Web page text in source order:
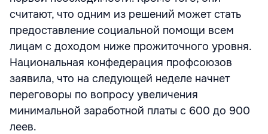
считают, что одним из решений может стать
предоставление социальной помощи всем
лицам с доходом ниже прожиточного уровня.
Национальная конфедерация профсоюзов
заявила, что на следующей неделе начнет
переговоры по вопросу увеличения
минимальной заработной платы с 600 до 900
леев.